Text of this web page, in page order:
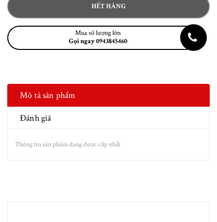
HẾT HÀNG
Mua số lượng lớn
Gọi ngay 0943845460
Mô tả sản phẩm
Đánh giá
Thông tin sản phẩm đang được cập nhật